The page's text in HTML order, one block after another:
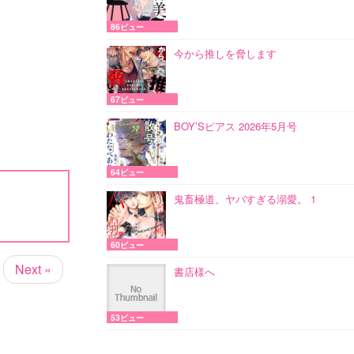
Next »
86ビュー
今から推しを脅します
67ビュー
BOY’Sピアス 2026年5月号
64ビュー
鬼畜極道、ヤバすぎる溺愛。 1
60ビュー
書店様へ
53ビュー